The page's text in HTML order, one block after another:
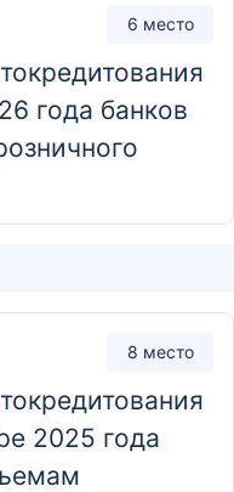
6 место
года банков
8 место
2025 года